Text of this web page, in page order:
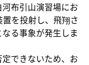
布引山演習場にお
を投射し、飛翔さ
る事象が発生しま
できないため、お